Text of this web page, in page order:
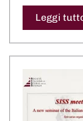
Leggi